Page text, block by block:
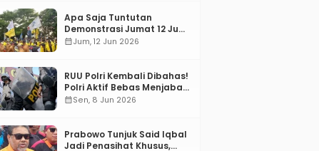
Apa Saja Tuntutan
Demonstrasi Jumat 12 Juni
2026?
calendar_monthJum, 12 Jun 2026
RUU Polri Kembali Dibahas!
Polri Aktif Bebas Menjabat
Di Manapun
calendar_monthSen, 8 Jun 2026
Prabowo Tunjuk Said Iqbal
Jadi Penasihat Khusus,